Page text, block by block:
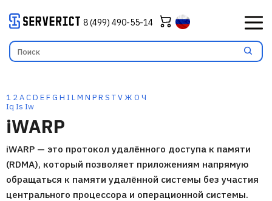
8 (499) 490-55-14
1 2ACD EFG H ILM N PR S TVЖО Ч
Iq Is Iw
iWARP
iWARP — это протокол удалённого доступа к памяти
(RDMA), который позволяет приложениям напрямую
обращаться к памяти удалённой системы без участия
центрального процессора и операционной системы.